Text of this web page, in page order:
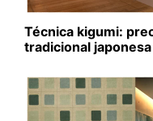
Técnica kigumi:
tradicional japonesa